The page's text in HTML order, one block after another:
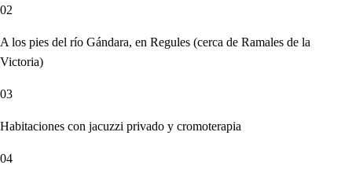
02
A los pies del río Gándara, en Regules (cerca de Ramales de la
Victoria)
03
Habitaciones con jacuzzi privado y cromoterapia
04